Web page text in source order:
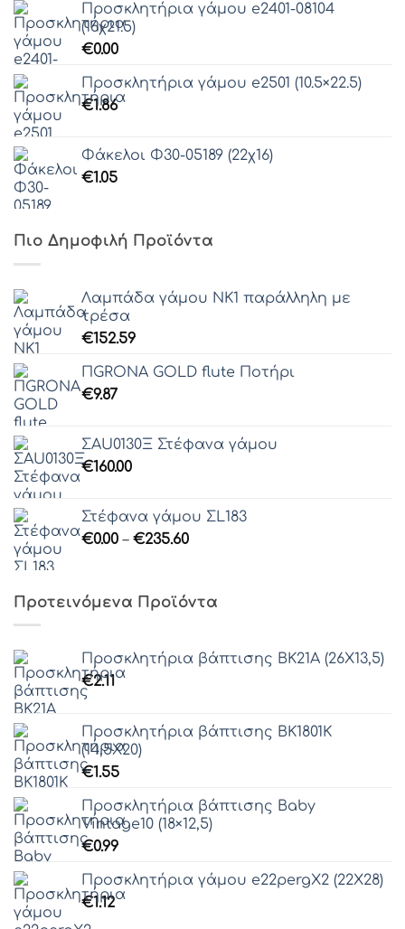
Προσκλητήρια γάμου e2401-08104
(16χ21.5)
€0.00
Προσκλητήρια γάμου e2501 (10.5×22.5)
€1.86
Φάκελοι Φ30-05189 (22χ16)
€1.05
Πιο Δημοφιλή Προϊόντα
Λαμπάδα γάμου ΝΚ1 παράλληλη με
τρέσα
€152.59
ΠGRONA GOLD flute Ποτήρι
€9.87
ΣAU0130Ξ Στέφανα γάμου
€160.00
Στέφανα γάμου ΣL183
€0.00 – €235.60Price
through
Προτεινόμενα Προϊόντα
Προσκλητήρια βάπτισης ΒΚ21Α (26Χ13,5)
€2.11
Προσκλητήρια βάπτισης ΒΚ1801Κ
(14,5Χ20)
€1.55
Προσκλητήρια βάπτισης Baby
Vintage10 (18×12,5)
€0.99
Προσκλητήρια γάμου e22pergΧ2 (22Χ28)
€1.12